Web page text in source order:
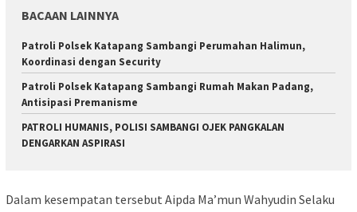
BACAAN LAINNYA
‎Patroli Polsek Katapang Sambangi Perumahan Halimun,
Koordinasi dengan Security
‎Patroli Polsek Katapang Sambangi Rumah Makan Padang,
Antisipasi Premanisme
‎PATROLI HUMANIS, POLISI SAMBANGI OJEK PANGKALAN
DENGARKAN ASPIRASI
Dalam kesempatan tersebut Aipda Ma’mun Wahyudin Selaku